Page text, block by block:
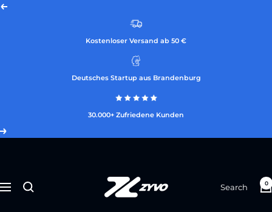
Skip
Previous
Kostenloser Versand ab 50 €
Deutsches Startup aus Brandenburg
30.000+ Zufriedene Kunden
Next
Navigation Search 0